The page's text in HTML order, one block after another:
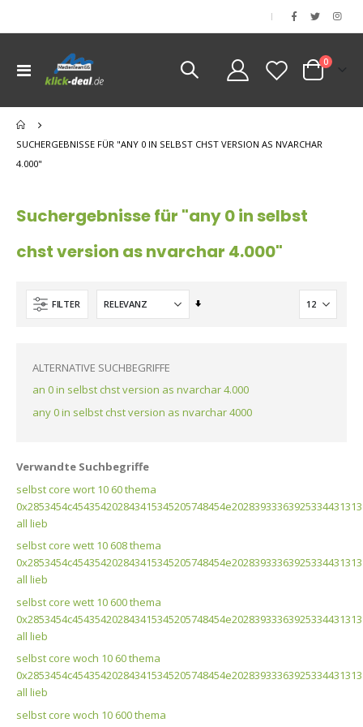
|
Navigation
umschalten
Cart
0Artikel
SUCHERGEBNISSE FÜR "ANY 0 IN SELBST CHST VERSION AS NVARCHAR
4.000"
Suchergebnisse für "any 0 in selbst
chst version as nvarchar 4.000"
FILTER
Aufsteigend
ALTERNATIVE SUCHBEGRIFFE
an 0 in selbst chst version as nvarchar 4.000
any 0 in selbst chst version as nvarchar 4000
Verwandte Suchbegriffe
selbst core wort 10 60 thema
all lieb
selbst core wett 10 608 thema
all lieb
selbst core wett 10 600 thema
all lieb
selbst core woch 10 60 thema
all lieb
selbst core woch 10 600 thema